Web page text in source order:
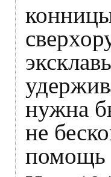
нужна
не
помощь